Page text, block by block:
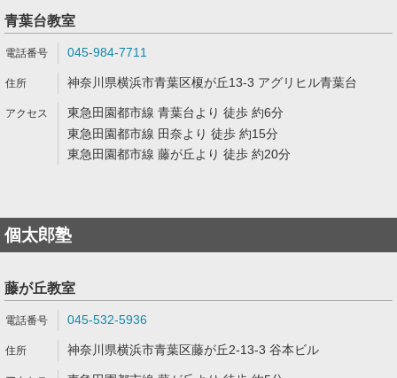
青葉台教室
045-984-7711
神奈川県横浜市青葉区榎が丘13-3 アグリヒル青葉台
東急田園都市線 青葉台より 徒歩 約6分
東急田園都市線 田奈より 徒歩 約15分
東急田園都市線 藤が丘より 徒歩 約20分
個太郎塾
藤が丘教室
045-532-5936
神奈川県横浜市青葉区藤が丘2-13-3 谷本ビル